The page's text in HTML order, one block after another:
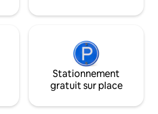
Stationnement
gratuit sur place